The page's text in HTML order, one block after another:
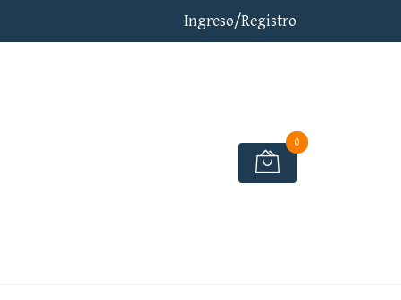
Ingreso/Registro
0